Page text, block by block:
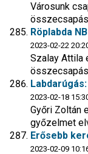
Városunk
Röplabda
2023-02-22
Szalay Attila
2023-02-18
Győri Zoltán
győzelmet
Erősebb
2023-02-09